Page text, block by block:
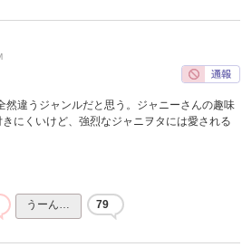
然違うジャンルだと思う。ジャニーさんの趣味
にくいけど、強烈なジャニヲタには愛される
うーん… 79